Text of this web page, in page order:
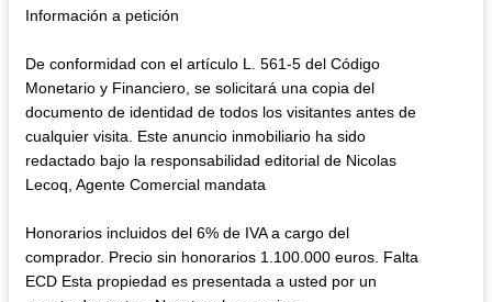
Información a petición
De conformidad con el artículo L. 561-5 del Código
Monetario y Financiero, se solicitará una copia del
documento de identidad de todos los visitantes antes de
cualquier visita. Este anuncio inmobiliario ha sido
redactado bajo la responsabilidad editorial de Nicolas
Lecoq, Agente Comercial mandata
Honorarios incluidos del 6% de IVA a cargo del
comprador. Precio sin honorarios 1.100.000 euros. Falta
ECD Esta propiedad es presentada a usted por un